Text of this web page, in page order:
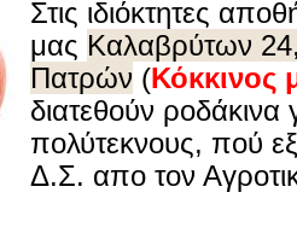
Στις ιδιόκτητες
μας Καλαβρύτων
Πατρών (Κόκκινος
διατεθούν ροδάκινα
πολύτεκνους, πού
Δ.Σ. απο τον